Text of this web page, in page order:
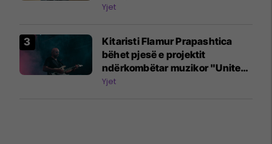
Yjet
Kitaristi Flamur Prapashtica
bëhet pjesë e projektit
ndërkombëtar muzikor "United
Song"
Yjet